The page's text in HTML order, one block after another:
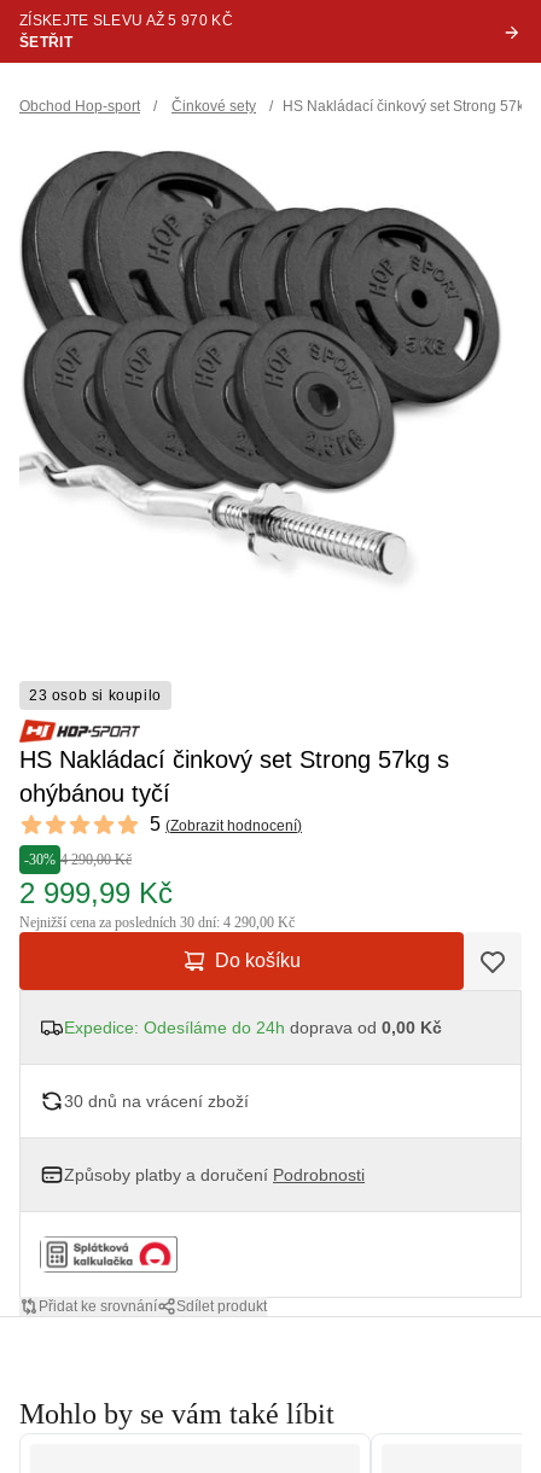
ZÍSKEJTE SLEVU AŽ 5 970 KČ
ŠETŘIT
Obchod Hop-sport / Činkové sety / HS Nakládací činkový set Strong 57kg
23 osob si koupilo
HS Nakládací činkový set Strong 57kg s
ohýbánou tyčí
Reviews
5 out of 5 stars 5 (Zobrazit hodnocení)
-30% 4 290,00 Kč
2 999,99 Kč
Nejnižší cena za posledních 30 dní: 4 290,00 Kč
Do košíku
Expedice: Odesíláme do 24h doprava od 0,00 Kč
30 dnů na vrácení zboží
Způsoby platby a doručení Podrobnosti
Přidat ke srovnání Sdílet produkt
Mohlo by se vám také líbit